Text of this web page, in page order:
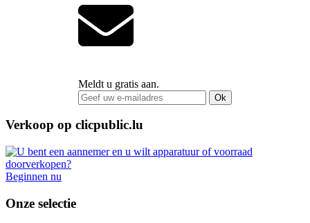
Meldt u gratis aan.
Ok
Verkoop op clicpublic.lu
Beginnen nu
Onze selectie